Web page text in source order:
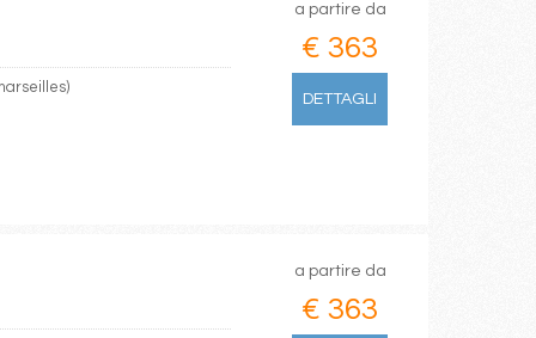
a partire da
€ 363
DETTAGLI
a partire da
€ 363